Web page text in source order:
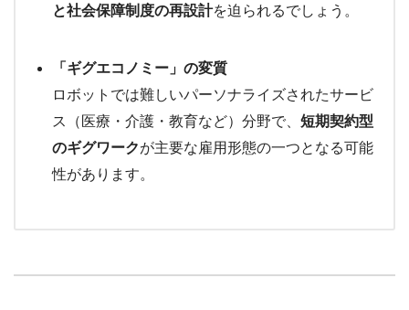
と社会保障制度の再設計を迫られるでしょう。
「ギグエコノミー」の変質
ロボットでは難しいパーソナライズされたサービ
ス（医療・介護・教育など）分野で、 短期契約型
のギグワークが主要な雇用形態の一つとなる可能
性があります。